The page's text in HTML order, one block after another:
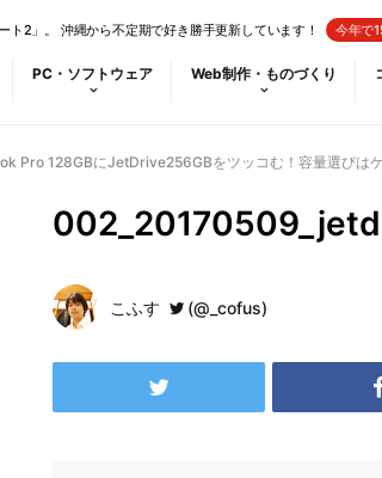
2」。 沖縄から不定期で好き勝手更新しています！ 今年で
PC・ソフトウェア Web制作・ものづくり
Pro 128GBにJetDrive256GBをツッコむ！容量選びは
こふす (@_cofus)